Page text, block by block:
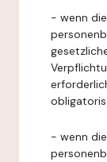
- wenn
- wenn